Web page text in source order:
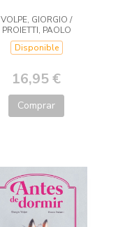
VOLPE, GIORGIO /
PROIETTI, PAOLO
Disponible
16,95 €
Comprar